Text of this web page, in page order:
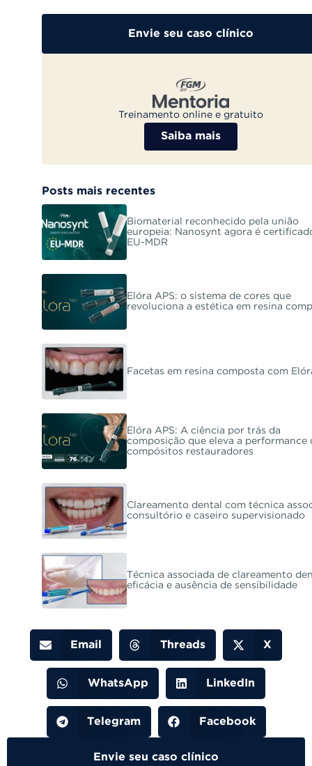
Envie seu caso clínico
Treinamento online e gratuito
Saiba mais
Posts mais recentes
Biomaterial reconhecido pela união
europeia: Nanosynt agora é
EU-MDR
Elóra APS: o sistema de cores que
revoluciona a estética em resina
Facetas em resina composta com
Elóra APS: A ciência por trás da
composição que eleva a performance
compósitos restauradores
Clareamento dental com técnica
consultório e caseiro supervisionado
Técnica associada de clareamento
eficácia e ausência de sensibilidade
Email Threads X
WhatsApp LinkedIn
Telegram Facebook
Envie seu caso clínico